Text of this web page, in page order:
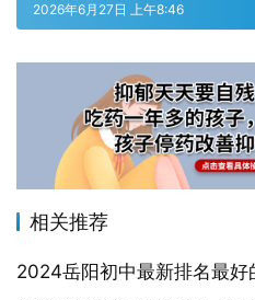
2026年6月27日 上午8:46
相关推荐
2024岳阳初中最新排名最好